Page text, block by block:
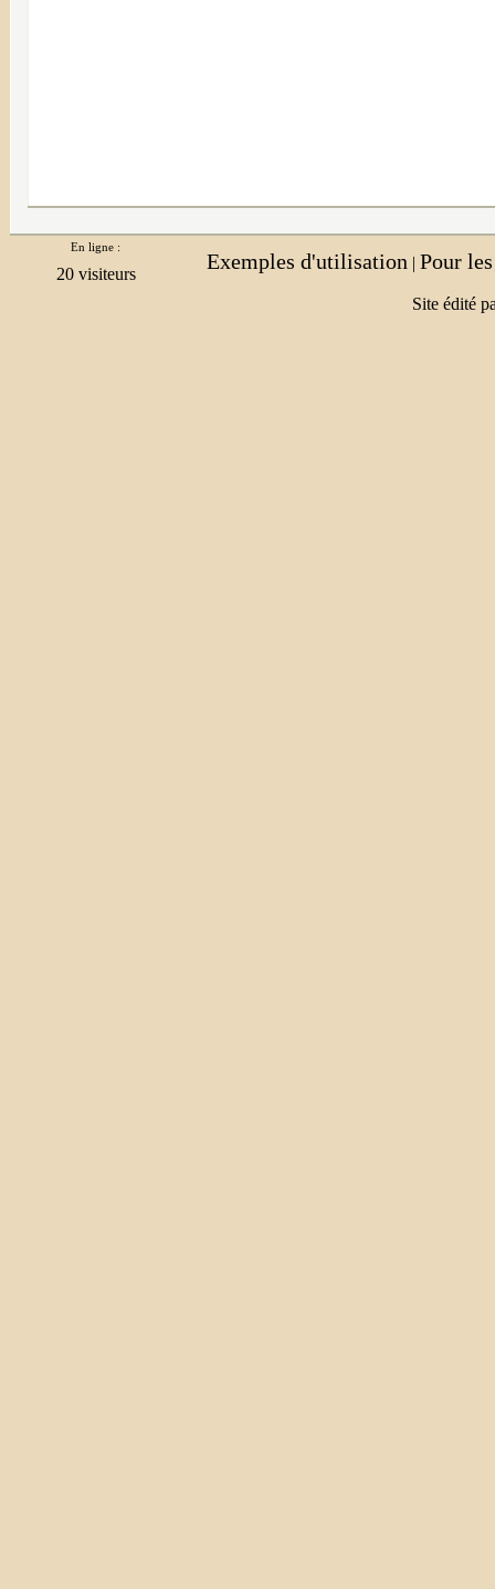
En ligne :
Exemples d'utilisation | Pour
Site édité